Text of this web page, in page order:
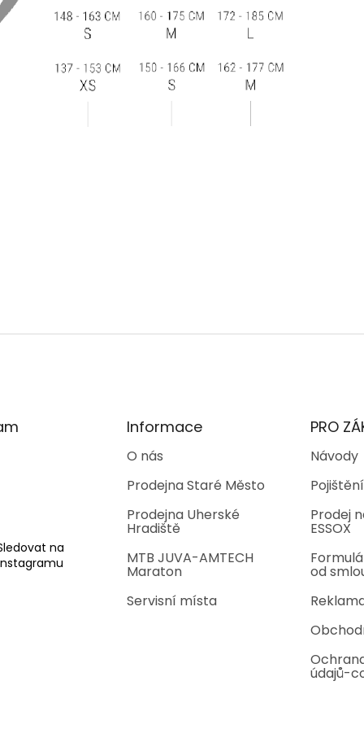
na
Informace
O nás
Prodejna Staré Město
Prodejna Uherské
Hradiště
MTB JUVA-AMTECH
Maraton
Servisní místa
PRO
Návody
Prodej
ESSOX
od
údajů-